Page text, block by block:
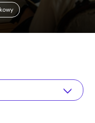
relacji są ważne
dotyczące relacji
samopomocowych
samopomocowe
(FAQ)
do mojego związku?
codziennym życiu?
z aplikacji Recoupling?